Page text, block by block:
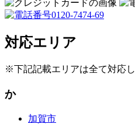
対応エリア
※下記記載エリアは全て対応
か
加賀市